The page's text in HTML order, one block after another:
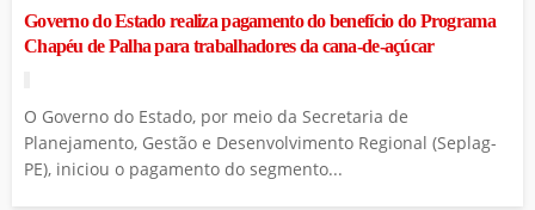
Governo do Estado realiza pagamento do benefício do Programa
Chapéu de Palha para trabalhadores da cana-de-açúcar
O Governo do Estado, por meio da Secretaria de
Planejamento, Gestão e Desenvolvimento Regional (Seplag-
PE), iniciou o pagamento do segmento...